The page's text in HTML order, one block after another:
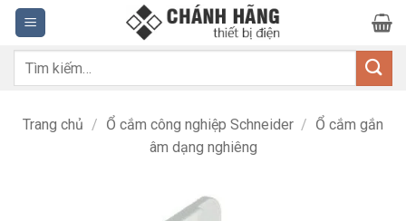
Bỏ
qua
nội
dung
Tìm
Trang chủ / Ổ cắm công nghiệp Schneider / Ổ cắm gắn
âm dạng nghiêng